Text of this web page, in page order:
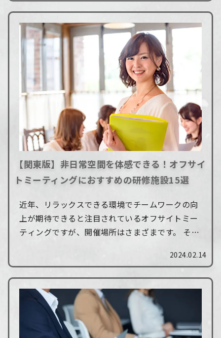
【関東版】非日常空間を体感できる！オフサイ
トミーティングにおすすめの研修施設15選
近年、リラックスできる環境でチームワークの向
上が期待できると注目されているオフサイトミー
ティングですが、開催場所はさまざまです。 そこ
に、オフサイトミーティングで使える研修施設...
2024.02.14